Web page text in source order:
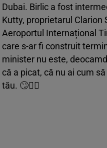
Dubai. Birlic a fost
Kutty, proprietarul Clarion
Aeroportul Internațional
care s-ar fi construit
minister nu este,
că a picat, că nu ai cum
tău. 🙄🤦‍♂️